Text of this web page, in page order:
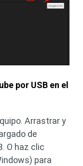
por USB en el
Arrastrar y
de
O haz clic
para